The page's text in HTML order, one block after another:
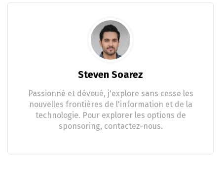
Steven Soarez
Passionné et dévoué, j'explore sans cesse les
nouvelles frontières de l'information et de la
technologie. Pour explorer les options de
sponsoring, contactez-nous.